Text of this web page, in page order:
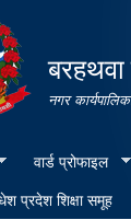
नगर
वार्ड प्रोफाइल
प्रदेश शिक्षा समूह